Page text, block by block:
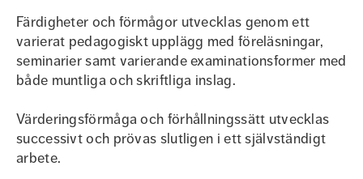
Färdigheter och förmågor utvecklas genom ett
varierat pedagogiskt upplägg med föreläsningar,
seminarier samt varierande examinationsformer med
både muntliga och skriftliga inslag.
Värderingsförmåga och förhållningssätt utvecklas
successivt och prövas slutligen i ett självständigt
arbete.